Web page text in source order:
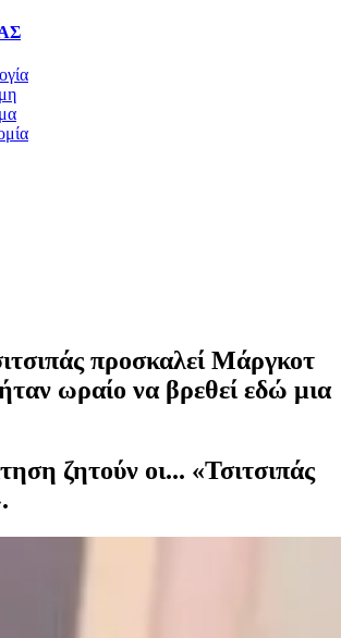
προσκαλεί Μάργκοτ
ωραίο να βρεθεί εδώ μια
ζητούν οι... «Τσιτσιπάς